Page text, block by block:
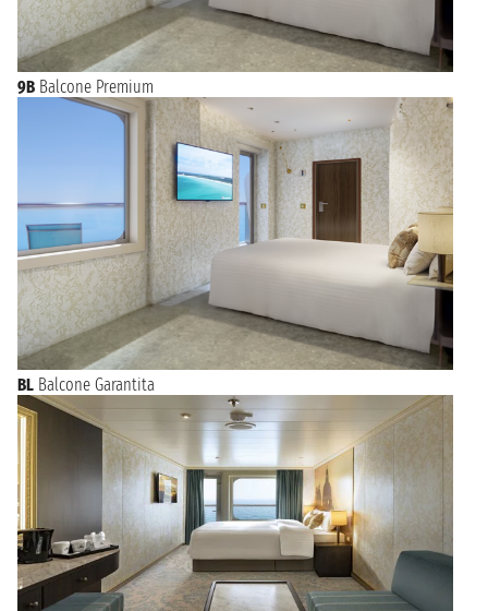
9B Balcone Premium
BL Balcone Garantita